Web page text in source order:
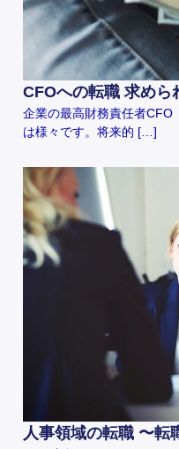
CFOへの転職 求めら
企業の最高財務責任者CFO
は様々です。将来的 […]
人事領域の転職 〜転